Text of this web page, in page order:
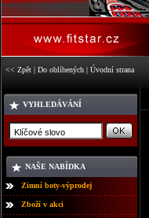
<< Zpět | Do oblíbených | Úvodní strana
VYHLEDÁVÁNÍ
NAŠE NABÍDKA
Zimní boty-výprodej
Zboží v akci